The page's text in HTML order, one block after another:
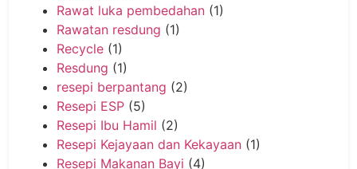
Rawat luka pembedahan (1)
Rawatan resdung (1)
Recycle (1)
Resdung (1)
resepi berpantang (2)
Resepi ESP (5)
Resepi Ibu Hamil (2)
Resepi Kejayaan dan Kekayaan (1)
Resepi Makanan Bayi (4)